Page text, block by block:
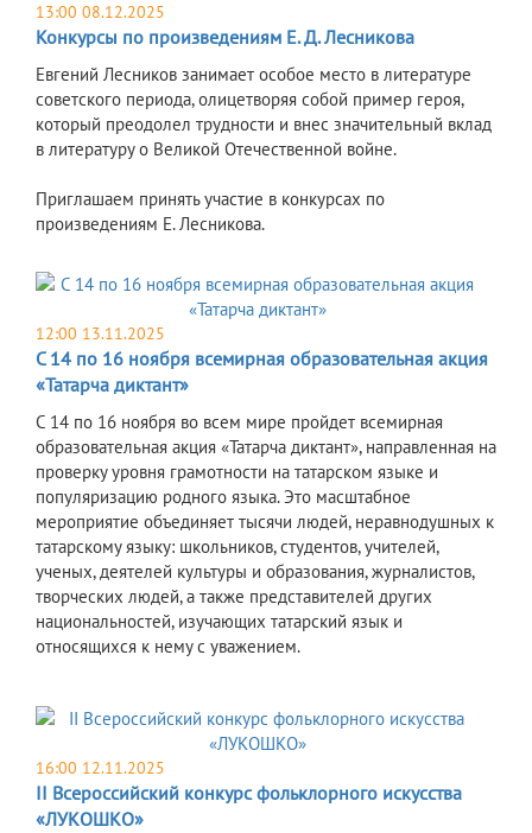
13:00 08.12.2025
Конкурсы по произведениям Е. Д. Лесникова
Евгений Лесников занимает особое место в литературе
советского периода, олицетворяя собой пример героя,
который преодолел трудности и внес значительный вклад
в литературу о Великой Отечественной войне.
Приглашаем принять участие в конкурсах по
произведениям Е. Лесникова.
12:00 13.11.2025
С 14 по 16 ноября всемирная образовательная акция
«Татарча диктант»
С 14 по 16 ноября во всем мире пройдет всемирная
образовательная акция «Татарча диктант», направленная на
проверку уровня грамотности на татарском языке и
популяризацию родного языка. Это масштабное
мероприятие объединяет тысячи людей, неравнодушных к
татарскому языку: школьников, студентов, учителей,
ученых, деятелей культуры и образования, журналистов,
творческих людей, а также представителей других
национальностей, изучающих татарский язык и
относящихся к нему с уважением.
16:00 12.11.2025
II Всероссийский конкурс фольклорного искусства
«ЛУКОШКО»